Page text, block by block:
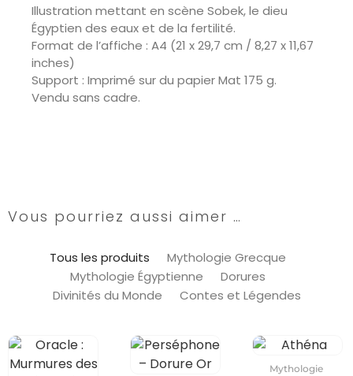
Illustration mettant en scène Sobek, le dieu
Égyptien des eaux et de la fertilité.
Format de l’affiche : A4 (21 x 29,7 cm / 8,27 x 11,67
inches)
Support : Imprimé sur du papier Mat 175 g.
Vendu sans cadre.
Vous pourriez aussi aimer …
Tous les produits
Mythologie Grecque
Mythologie Égyptienne
Dorures
Divinités du Monde
Contes et Légendes
Mythologie